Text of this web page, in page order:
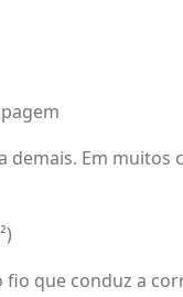
demais. Em
que conduz a